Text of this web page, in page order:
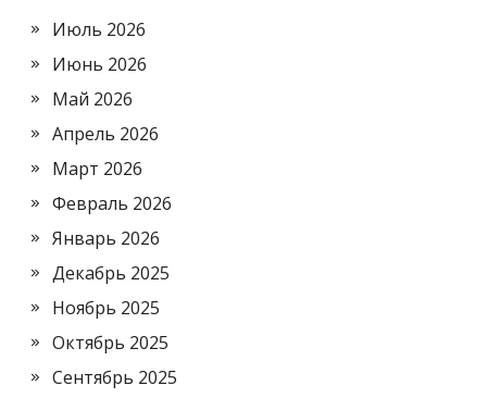
Июль 2026
Июнь 2026
Май 2026
Апрель 2026
Март 2026
Февраль 2026
Январь 2026
Декабрь 2025
Ноябрь 2025
Октябрь 2025
Сентябрь 2025